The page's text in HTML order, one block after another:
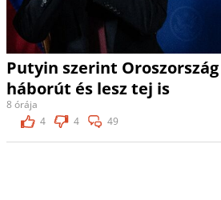
Putyin szerint
háborút és lesz tej is
8 órája
4
4 49